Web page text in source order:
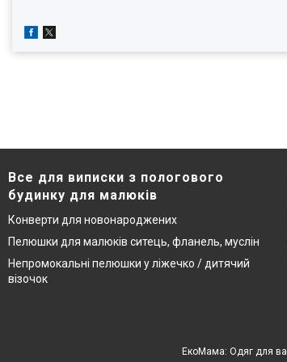
Все для виписки з пологового
будинку для малюків
Конверти для новонароджених
Пелюшки для малюків ситець, фланель, муслін
Непромокальні пелюшки у ліжечко / дитячий
візочок